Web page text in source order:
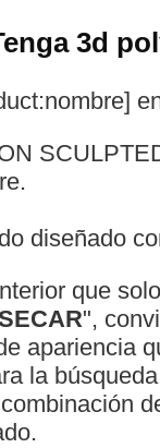
3d
diseñado
que
",
apariencia
la